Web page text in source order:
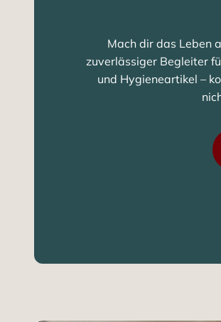
Mach dir das Leben
zuverlässiger Begleiter
und Hygieneartikel –